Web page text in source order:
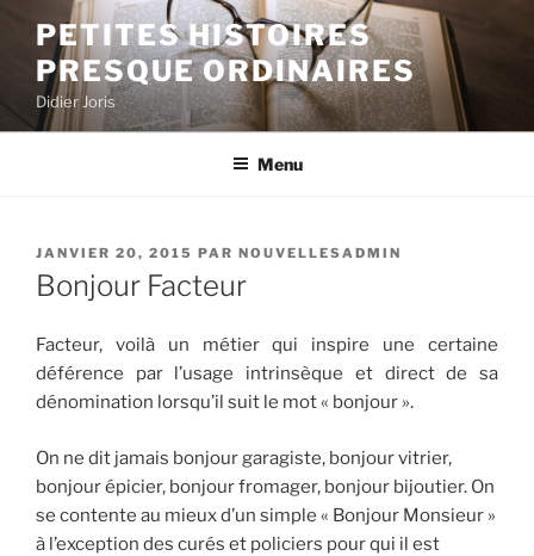
contenu
principal
PETITES HISTOIRES
PRESQUE ORDINAIRES
Didier Joris
Menu
PUBLIÉ
LE
JANVIER 20, 2015 PAR NOUVELLESADMIN
Bonjour Facteur
Facteur, voilà un métier qui inspire une certaine
déférence par l’usage intrinsèque et direct de sa
dénomination lorsqu’il suit le mot « bonjour ».
On ne dit jamais bonjour garagiste, bonjour vitrier,
bonjour épicier, bonjour fromager, bonjour bijoutier. On
se contente au mieux d’un simple « Bonjour Monsieur »
à l’exception des curés et policiers pour qui il est